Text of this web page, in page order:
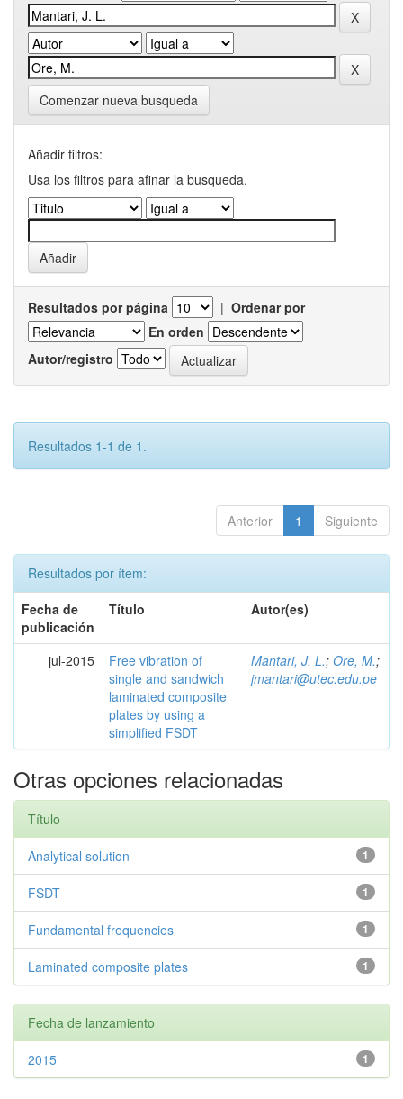
Comenzar nueva busqueda
Añadir filtros:
Usa los filtros para afinar la busqueda.
Resultados por página | Ordenar por
En orden
Autor/registro
Resultados 1-1 de 1.
Anterior 1 Siguiente
Resultados por ítem:
Fecha de
publicación
Título Autor(es)
jul-2015
Free vibration of
single and sandwich
laminated composite
plates by using a
simplified FSDT
Mantari, J. L.; Ore, M.;
jmantari@utec.edu.pe
Otras opciones relacionadas
Título
1
Analytical solution
1
FSDT
1
Fundamental frequencies
1
Laminated composite plates
Fecha de lanzamiento
1
2015